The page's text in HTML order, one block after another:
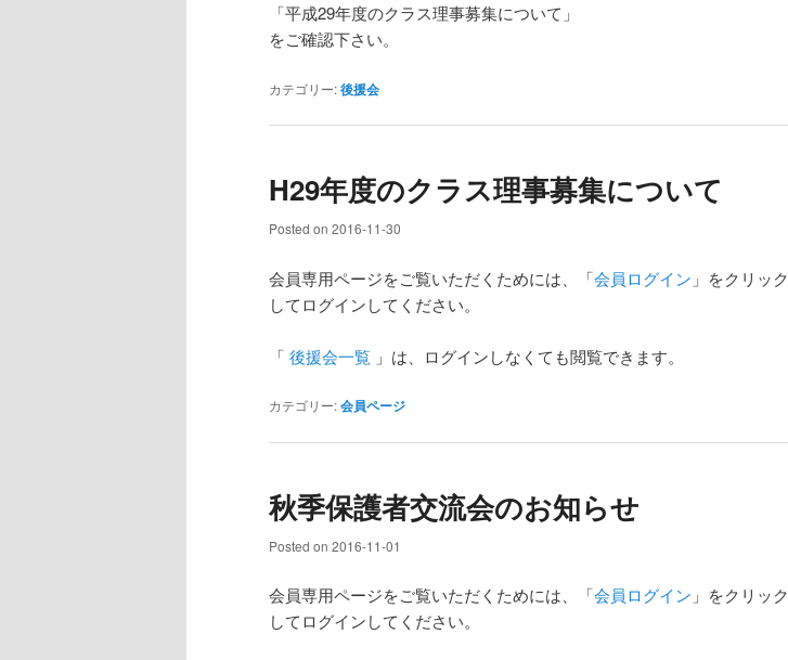
「平成29年度のクラス理事募集について」
をご確認下さい。
カテゴリー:後援会
H29年度のクラス理事募集について
Posted on 2016-11-30
会員専用ページをご覧いただくためには、「会員ログイン 」をクリック
してログインしてください。
「 後援会一覧 」は、ログインしなくても閲覧できます。
カテゴリー:会員ページ
秋季保護者交流会のお知らせ
Posted on 2016-11-01
会員専用ページをご覧いただくためには、「会員ログイン 」をクリック
してログインしてください。